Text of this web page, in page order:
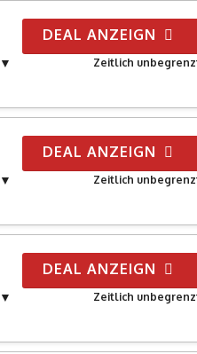
DEAL ANZEIGN
Zeitlich
DEAL ANZEIGN
Zeitlich
DEAL ANZEIGN
Zeitlich